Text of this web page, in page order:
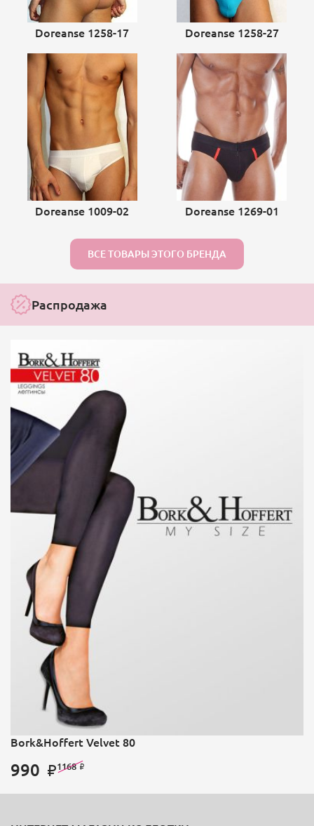
Doreanse 1258-17 Doreanse 1258-27
Doreanse 1009-02 Doreanse 1269-01
ВСЕ ТОВАРЫ ЭТОГО БРЕНДА
Распродажа
Bork&Hoffert Velvet 80
990 1168